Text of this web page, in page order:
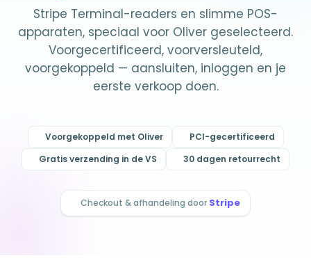
Stripe Terminal-readers en slimme POS-
apparaten, speciaal voor Oliver geselecteerd.
Voorgecertificeerd, voorversleuteld,
voorgekoppeld — aansluiten, inloggen en je
eerste verkoop doen.
Voorgekoppeld met Oliver
PCI-gecertificeerd
Gratis verzending in de VS
30 dagen retourrecht
Checkout & afhandeling door Stripe